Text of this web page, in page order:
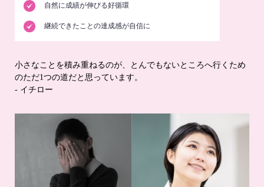
自然に成績が伸びる好循環
継続できたことの達成感が自信に
小さなことを積み重ねるのが、とんでもないところへ行くため
のただ1つの道だと思っています。
- イチロー